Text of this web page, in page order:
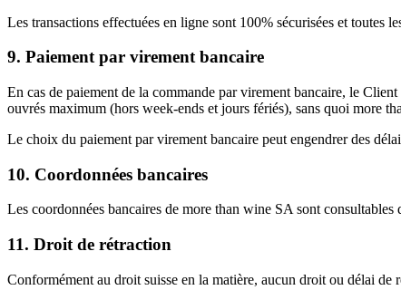
Les transactions effectuées en ligne sont 100% sécurisées et toutes
9. Paiement par virement bancaire
En cas de paiement de la commande par virement bancaire, le
ouvrés maximum (hors week-ends et jours fériés), sans quoi more
Le choix du paiement par virement bancaire peut engendrer des
10. Coordonnées bancaires
Les coordonnées bancaires de more than wine SA sont
11. Droit de rétraction
Conformément au droit suisse en la matière, aucun droit ou délai